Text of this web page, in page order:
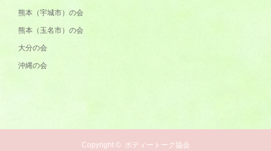
熊本（宇城市）の会
熊本（玉名市）の会
大分の会
沖縄の会
Copyright © ボディートーク協会